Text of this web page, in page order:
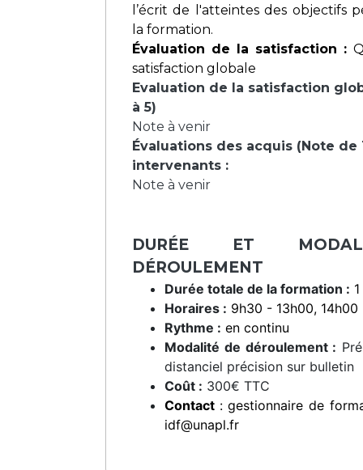
l’écrit de l 'atteintes des objectifs
la formation.
Évaluation de la satisfaction :
satisfaction globale
Evaluation de la satisfaction
à 5)
Note à venir
Évaluations des acquis (Note de
intervenants :
Note à venir
DURÉE ET
DÉROULEMENT
Durée totale de la formation :
Horaires : 9h30 - 13h00, 14h00
Rythme : en continu
Modalité de déroulement :
distanciel précision sur bulletin
Coût : 300€ TTC
Contact : gestionnaire de
idf@unapl.fr